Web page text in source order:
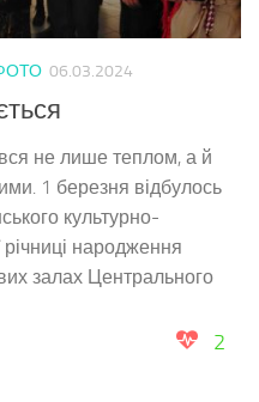
06.03.2024
не лише теплом, а й
1 березня відбулось
культурно-
народження
залах Центрального
2